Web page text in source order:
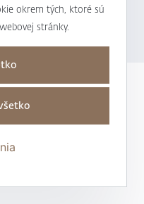
pre mladých
sieťach:
okrem tých, ktoré sú
stránky.